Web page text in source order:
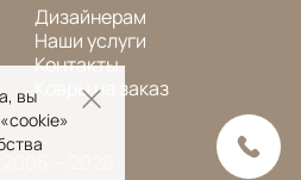
Дизайнерам
Наши услуги
Контакты
Ковры на заказ
— 2026
вы